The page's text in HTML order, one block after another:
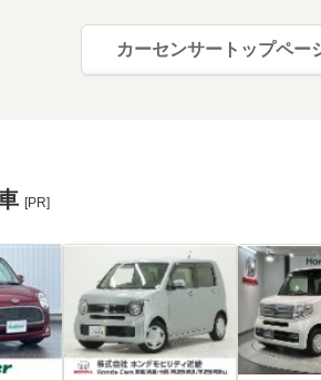
カーセンサートップペー
[PR]